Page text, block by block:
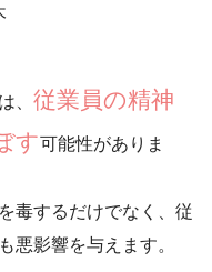
、 従業員の精神
す可能性がありま
毒するだけでなく、従
悪影響を与えます。